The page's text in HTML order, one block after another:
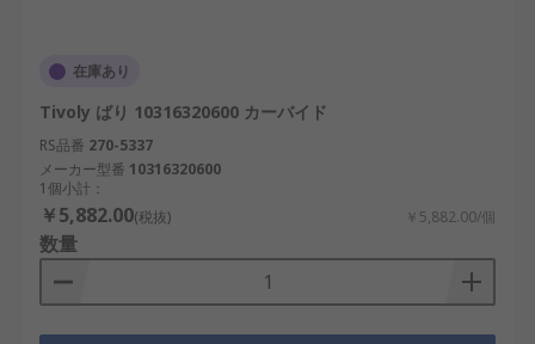
在庫あり
Tivoly ばり 10316320600 カーバイド
RS品番 270-5337
メーカー型番 10316320600
1個小計：
￥5,882.00(税抜) ￥5,882.00/個
数量